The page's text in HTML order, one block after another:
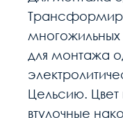
для монтажа
Цельсию. Цвет
втулочные